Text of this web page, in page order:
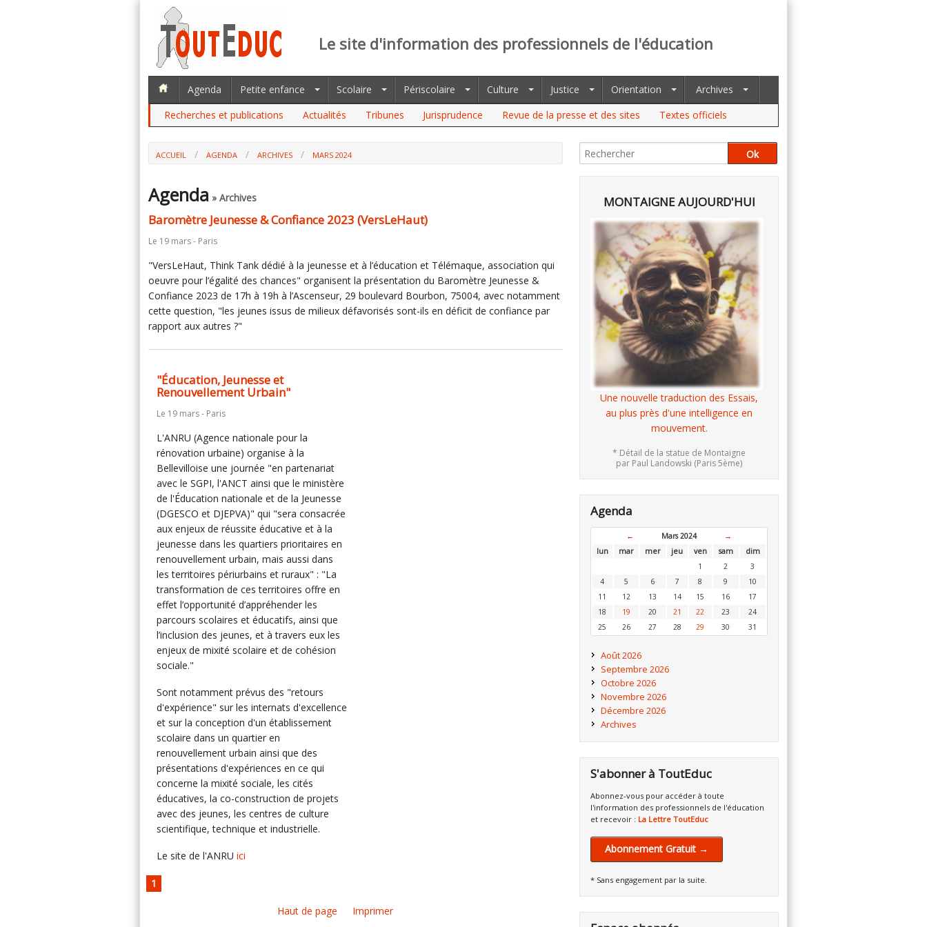
Le site d'information des professionnels de l'éducation
Agenda Petite enfance Scolaire Périscolaire Culture Justice Orientation
Archives
Recherches et publications
Actualités Tribunes Jurisprudence Revue de la presse et des sites Textes officiels
ACCUEIL AGENDA ARCHIVES MARS 2024
Agenda » Archives
Baromètre Jeunesse & Confiance 2023 (VersLeHaut)
Le 19 mars - Paris
"VersLeHaut, Think Tank dédié à la jeunesse et à l’éducation et Télémaque, association qui
oeuvre pour l’égalité des chances" organisent la présentation du Baromètre Jeunesse &
Confiance 2023 de 17h à 19h à l’Ascenseur, 29 boulevard Bourbon, 75004, avec notamment
cette question, "les jeunes issus de milieux défavorisés sont-ils en déficit de confiance par
rapport aux autres ?"
"Éducation, Jeunesse et
Renouvellement Urbain"
Le 19 mars - Paris
L'ANRU (Agence nationale pour la
rénovation urbaine) organise à la
Bellevilloise une journée "en partenariat
avec le SGPI, l'ANCT ainsi que le ministère
de l'Éducation nationale et de la Jeunesse
(DGESCO et DJEPVA)" qui "sera consacrée
aux enjeux de réussite éducative et à la
jeunesse dans les quartiers prioritaires en
renouvellement urbain, mais aussi dans
les territoires périurbains et ruraux" : "La
transformation de ces territoires offre en
effet l’opportunité d’appréhender les
parcours scolaires et éducatifs, ainsi que
l’inclusion des jeunes, et à travers eux les
enjeux de mixité scolaire et de cohésion
sociale."
Sont notamment prévus des "retours
d'expérience" sur les internats d'excellence
et sur la conception d'un établissement
scolaire dans un quartier en
renouvellement urbain ainsi que des
présentations d'expériences en ce qui
concerne la mixité sociale, les cités
éducatives, la co-construction de projets
avec des jeunes, les centres de culture
scientifique, technique et industrielle.
Le site de l'ANRU ici
1
Haut de page Imprimer
MONTAIGNE AUJOURD'HUI
Une nouvelle traduction des Essais,
au plus près d'une intelligence en
mouvement.
* Détail de la statue de Montaigne
par Paul Landowski (Paris 5ème)
Agenda
← Mars 2024
→
lun
mar mer jeu ven sam
dim
1
2
3
4
5 6 7 8 9
10
11
12 13 14 15 16
17
18
19 20 21 22 23
24
25
26 27 28 29 30 31
Août 2026
Septembre 2026
Octobre 2026
Novembre 2026
Décembre 2026
Archives
S'abonner à ToutEduc
Abonnez-vous pour accéder à toute
l'information des professionnels de l'éducation
et recevoir : La Lettre ToutEduc
Abonnement Gratuit →
* Sans engagement par la suite.